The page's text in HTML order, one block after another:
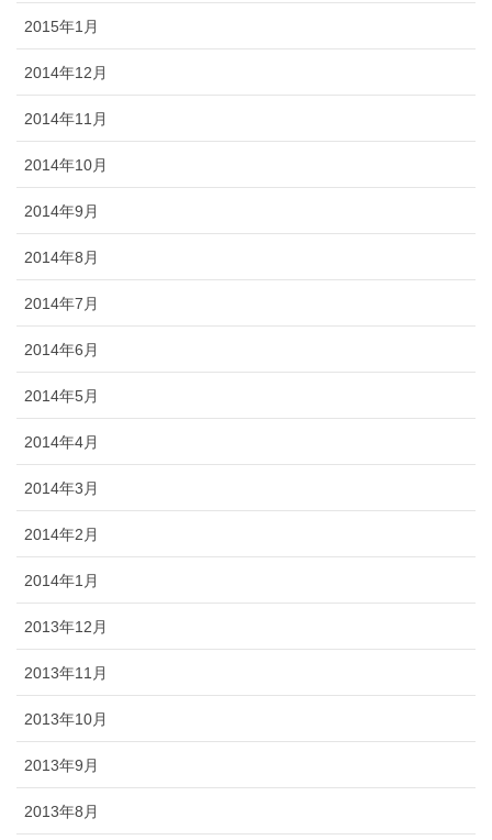
2015年1月
2014年12月
2014年11月
2014年10月
2014年9月
2014年8月
2014年7月
2014年6月
2014年5月
2014年4月
2014年3月
2014年2月
2014年1月
2013年12月
2013年11月
2013年10月
2013年9月
2013年8月